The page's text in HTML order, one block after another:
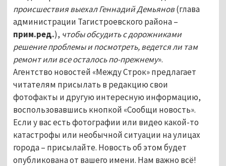
происшествия выехал Геннадий Демьянов(глава
администрации Тагистроевского района –
прим.ред.), чтобы обсудить с дорожниками
решение проблемы и посмотреть, ведется ли там
ремонт или все осталось по-прежнему».
Агентство новостей «Между Строк» предлагает
читателям присылать в редакцию свои
фотофакты и другую интересную информацию,
воспользовавшись кнопкой «Сообщи новость».
Если у вас есть фотографии или видео какой-то
катастрофы или необычной ситуации на улицах
города – присылайте. Новость об этом будет
опубликована от вашего имени. Нам важно всё!